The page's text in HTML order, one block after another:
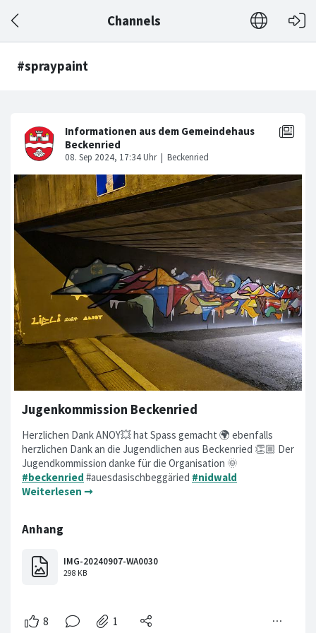
Channels
#spraypaint
Jugenkommission Beckenried
Herzlichen Dank ANOY💥 hat Spass gemacht 🌍 ebenfalls
herzlichen Dank an die Jugendlichen aus Beckenried 👏🏼 Der
Jugendkommission danke für die Organisation 🌞
#beckenried #auesdasischbeggäried #nidwald
Weiterlesen ➞